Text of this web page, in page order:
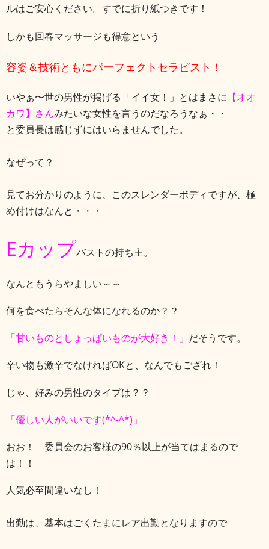
ルはご安心ください。すでに折り紙つきです！
しかも回春マッサージも得意という
容姿＆技術ともにパーフェクトセラピスト！
いやぁ〜世の男性が掲げる「イイ女！」とはまさに 【オオ
カワ】さんみたいな女性を言うのだなろうなぁ・・
と委員長は感じずにはいらませんでした。
なぜって？
見てお分かりのように、このスレンダーボディですが、極
め付けはなんと・・・
Eカップバストの持ち主。
なんともうらやましい～～
何を食べたらそんな体になれるのか？？
「甘いものとしょっぱいものが大好き！」 だそうです。
辛い物も激辛でなければOKと、なんでもござれ！
じゃ、好みの男性のタイプは？？
「優しい人がいいです(*^-^*)」
おお！ 委員会のお客様の90％以上が当てはまるので
は！！
人気必至間違いなし！
出勤は、基本はごくたまにレア出勤となりますので